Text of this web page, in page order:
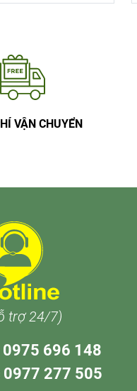
VẬN CHUYỂN
trợ 24/7)
0975 696 148
0977 277 505